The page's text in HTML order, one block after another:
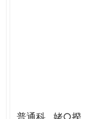
普通科
姥○揆